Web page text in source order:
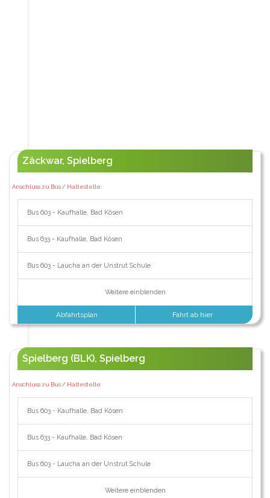
Zäckwar, Spielberg
Anschluss zu Bus / Haltestelle:
Bus 603 - Kaufhalle, Bad Kösen
Bus 633 - Kaufhalle, Bad Kösen
Bus 603 - Laucha an der Unstrut Schule
Weitere einblenden
Abfahrtsplan Fahrt ab hier
Spielberg (BLK), Spielberg
Anschluss zu Bus / Haltestelle:
Bus 603 - Kaufhalle, Bad Kösen
Bus 633 - Kaufhalle, Bad Kösen
Bus 603 - Laucha an der Unstrut Schule
Weitere einblenden